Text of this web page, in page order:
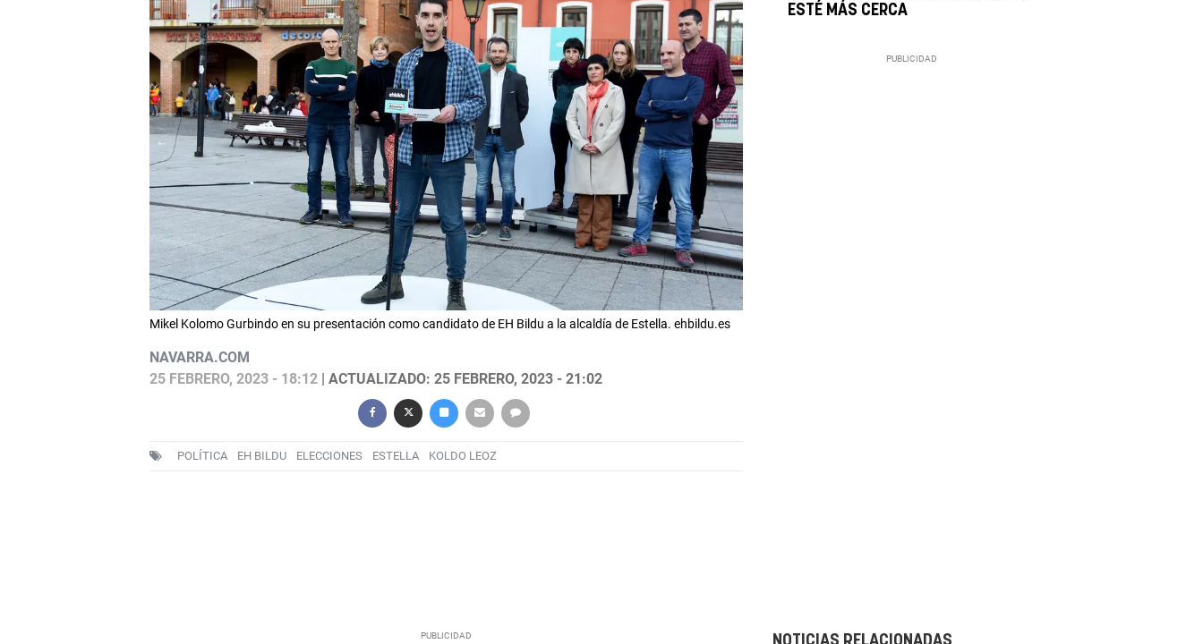
Mikel Kolomo Gurbindo en su presentación como candidato de EH Bildu a la alcaldía de Estella. ehbildu.es
NAVARRA.COM
25 FEBRERO, 2023 - 18:12| ACTUALIZADO: 25 FEBRERO, 2023 - 21:02
POLÍTICA EH BILDU ELECCIONES ESTELLA KOLDO LEOZ
ESTÉ MÁS CERCA
NOTICIAS RELACIONADAS